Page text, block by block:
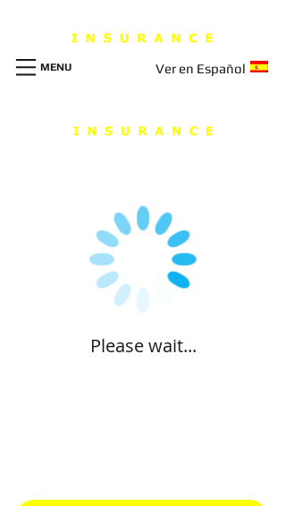
Ver en Español
MENU
Please wait...